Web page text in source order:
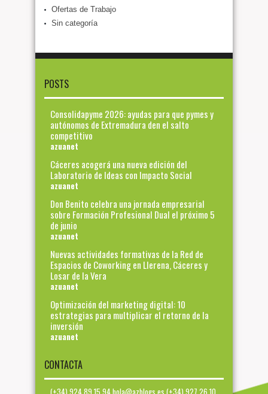
Ofertas de Trabajo
Sin categoría
POSTS
Consolidapyme 2026: ayudas para que pymes y
autónomos de Extremadura den el salto
competitivo
azuanet
Cáceres acogerá una nueva edición del
Laboratorio de Ideas con Impacto Social
azuanet
Don Benito celebra una jornada empresarial
sobre Formación Profesional Dual el próximo 5
de junio
azuanet
Nuevas actividades formativas de la Red de
Espacios de Coworking en Llerena, Cáceres y
Losar de la Vera
azuanet
Optimización del marketing digital: 10
estrategias para multiplicar el retorno de la
inversión
azuanet
CONTACTA
(+34) 924 89 15 94 hola@azblogs.es (+34) 927 26 10